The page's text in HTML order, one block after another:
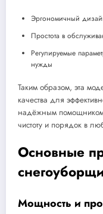
Эргономичный
Простота в
Регулируемые
нужды
Таким образом, эта
качества для
надёжным помощником
чистоту и порядок в
Основные
Мощность и